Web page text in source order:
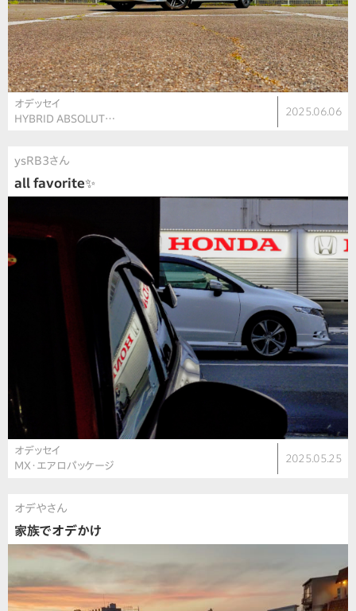
オデッセイ
HYBRID ABSOLUT…
2025.06.06
ysRB3さん
all favorite✨
オデッセイ
MX・エアロパッケージ
2025.05.25
オデやさん
家族でオデかけ